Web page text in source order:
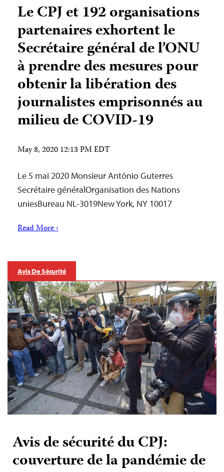
Le CPJ et 192 organisations
partenaires exhortent le
Secrétaire général de l’ONU
à prendre des mesures pour
obtenir la libération des
journalistes emprisonnés au
milieu de COVID-19
May 8, 2020 12:13 PM EDT
Le 5 mai 2020 Monsieur António Guterres
Secrétaire généralOrganisation des Nations
uniesBureau NL-3019New York, NY 10017
Read More ›
Avis De Sécurité
Avis de sécurité du CPJ:
couverture de la pandémie de